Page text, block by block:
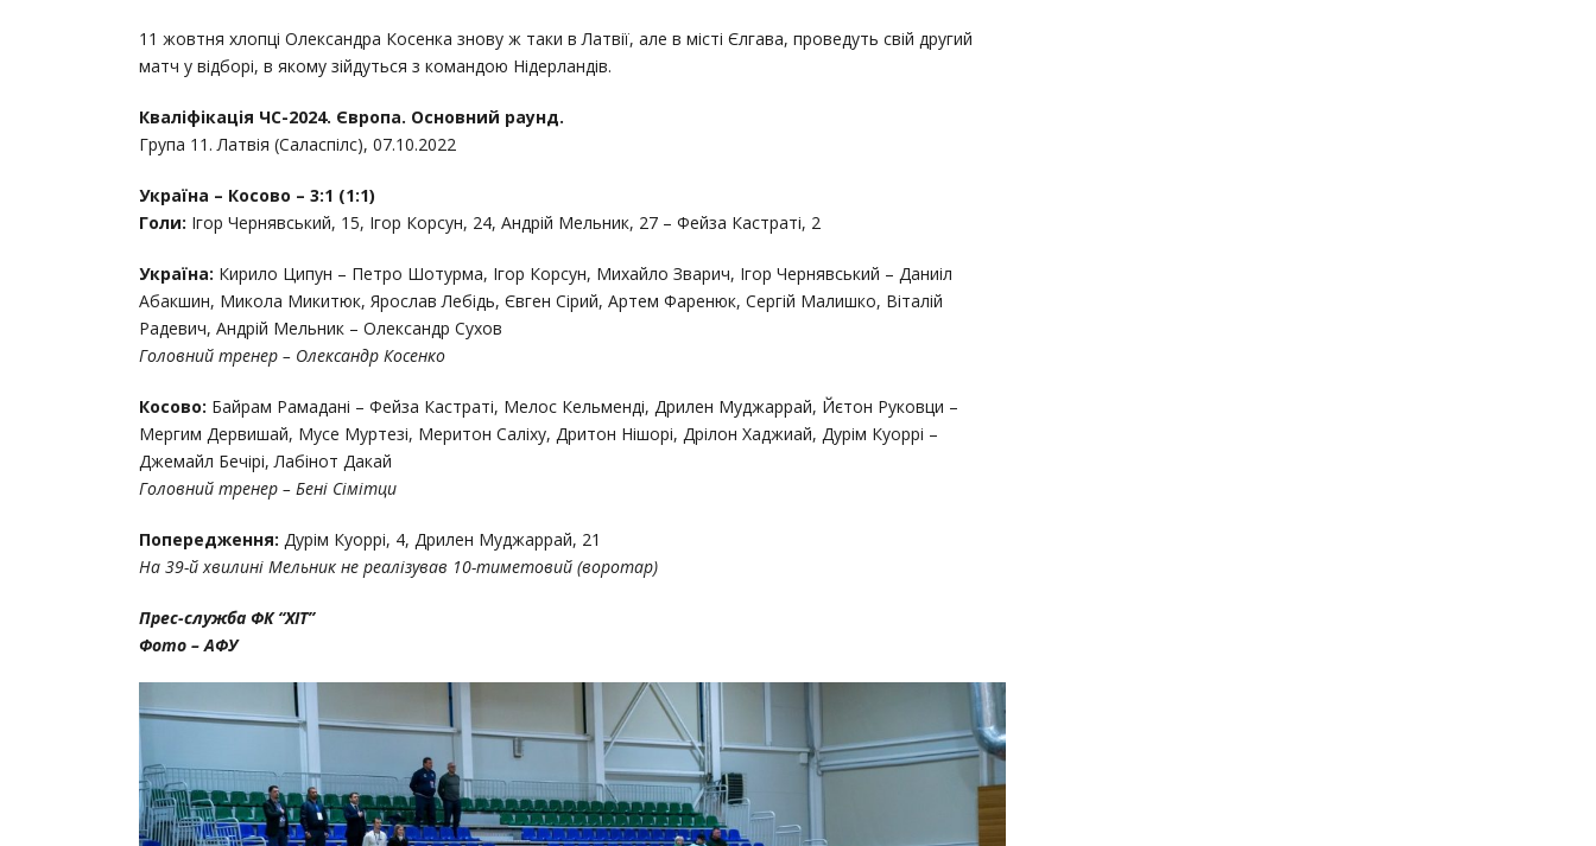
11 жовтня хлопці Олександра Косенка знову ж таки в Латвії, але в місті Єлгава, проведуть свій другий
матч у відборі, в якому зійдуться з командою Нідерландів.
Кваліфікація ЧС-2024. Європа. Основний раунд.
Група 11. Латвія (Саласпілс), 07.10.2022
Україна – Косово – 3:1 (1:1)
Голи: Ігор Чернявський, 15, Ігор Корсун, 24, Андрій Мельник, 27 – Фейза Кастраті, 2
Україна: Кирило Ципун – Петро Шотурма, Ігор Корсун, Михайло Зварич, Ігор Чернявський – Даниіл
Абакшин, Микола Микитюк, Ярослав Лебідь, Євген Сірий, Артем Фаренюк, Сергій Малишко, Віталій
Радевич, Андрій Мельник – Олександр Сухов
Головний тренер – Олександр Косенко
Косово: Байрам Рамадані – Фейза Кастраті, Мелос Кельменді, Дрилен Муджаррай, Йєтон Руковци –
Мергим Дервишай, Мусе Муртезі, Меритон Саліху, Дритон Нішорі, Дрілон Хаджиай, Дурім Куоррі –
Джемайл Бечірі, Лабінот Дакай
Головний тренер – Бені Сімітци
Попередження: Дурім Куоррі, 4, Дрилен Муджаррай, 21
На 39-й хвилині Мельник не реалізував 10-тиметовий (воротар)
Прес-служба ФК “ХІТ”
Фото – АФУ